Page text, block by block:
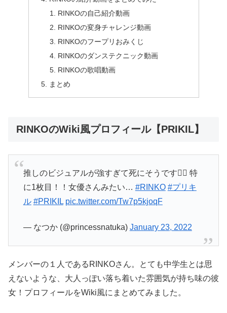
RINKOの自己紹介動画
RINKOの変身チャレンジ動画
RINKOのフープリおみくじ
RINKOのダンステクニック動画
RINKOの歌唱動画
まとめ
RINKOのWiki風プロフィール【PRIKIL】
推しのビジュアルが強すぎて死にそうです🤦‍♀️ 特
に1枚目！！女優さんみたい… #RINKO #プリキ
ル #PRIKIL pic.twitter.com/Tw7p5kjoqF
— なつか (@princessnatuka) January 23, 2022
メンバーの１人であるRINKOさん。とても中学生とは思
えないような、大人っぽい落ち着いた雰囲気が持ち味の彼
女！プロフィールをWiki風にまとめてみました。